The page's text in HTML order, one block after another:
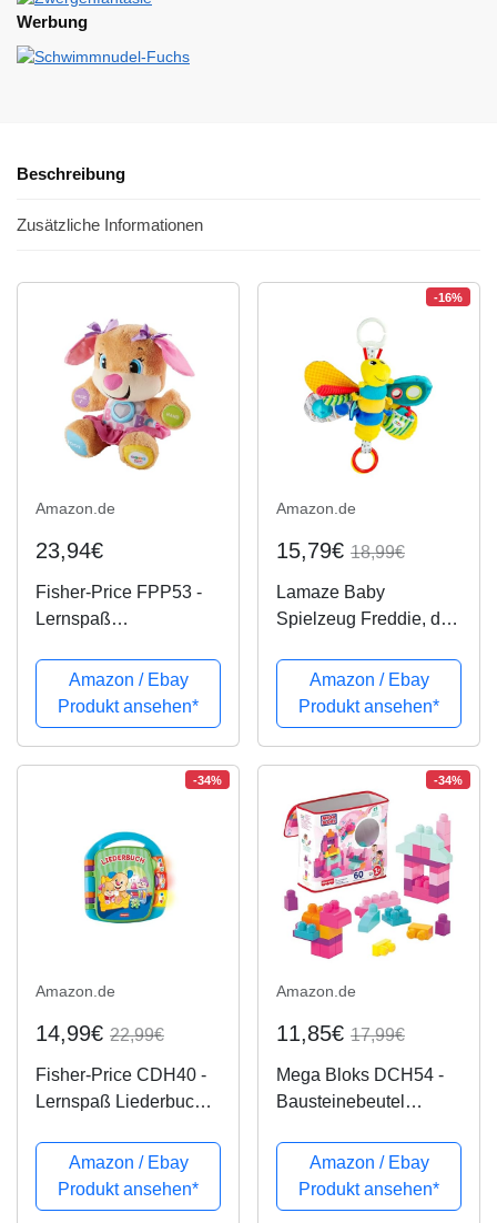
Werbung
Beschreibung
Zusätzliche Informationen
Amazon.de
23,94€
Fisher-Price FPP53 -
Lernspaß
Spielzeug und
Plüschtier,
Lernspielzeug mit
Liedern und Sätzen,
Amazon / Ebay
Produkt ansehen*
-16%
Amazon.de
15,79€ 18,99€
Lamaze Baby
Spielzeug Freddie, das
Go - hochwertiges
Kleinkindspielzeug -
Greifling Anhänger zur
Stärkung der Eltern-
Kind-Beziehung - ab...
Amazon / Ebay
Produkt ansehen*
-34%
Amazon.de
14,99€ 22,99€
Fisher-Price CDH40 -
Lernspaß Liederbuch
Lernen von
Buchstaben, Zahlen
und Formen, Spielzeug
Amazon / Ebay
Produkt ansehen*
-34%
Amazon.de
11,85€ 17,99€
Mega Bloks DCH54 -
Bausteinebeutel
Bausteine, pinkfarben
Amazon / Ebay
Produkt ansehen*